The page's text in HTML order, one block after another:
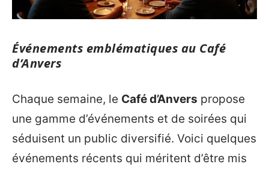
Événements emblématiques au Café
d’Anvers
Chaque semaine, le Café d’Anvers propose
une gamme d’événements et de soirées qui
séduisent un public diversifié. Voici quelques
événements récents qui méritent d’être mis